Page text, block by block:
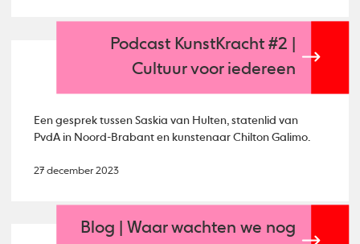
Podcast KunstKracht #2 |
Cultuur voor iedereen
Een gesprek tussen Saskia van Hulten, statenlid van
PvdA in Noord-Brabant en kunstenaar Chilton Galimo.
27 december 2023
Blog | Waar wachten we nog